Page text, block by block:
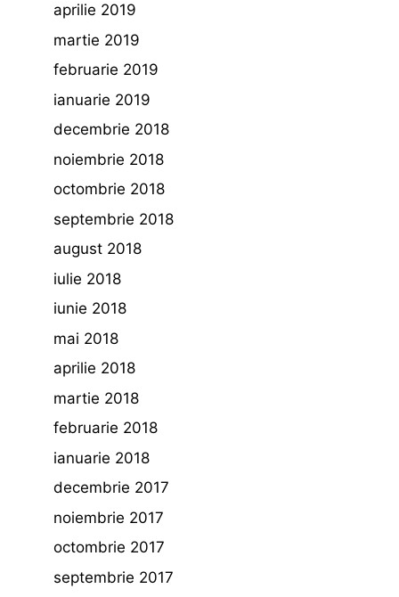
aprilie 2019
martie 2019
februarie 2019
ianuarie 2019
decembrie 2018
noiembrie 2018
octombrie 2018
septembrie 2018
august 2018
iulie 2018
iunie 2018
mai 2018
aprilie 2018
martie 2018
februarie 2018
ianuarie 2018
decembrie 2017
noiembrie 2017
octombrie 2017
septembrie 2017